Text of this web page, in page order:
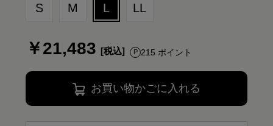
S M L LL
￥21,483 215 ポイント
お買い物かごに入れる